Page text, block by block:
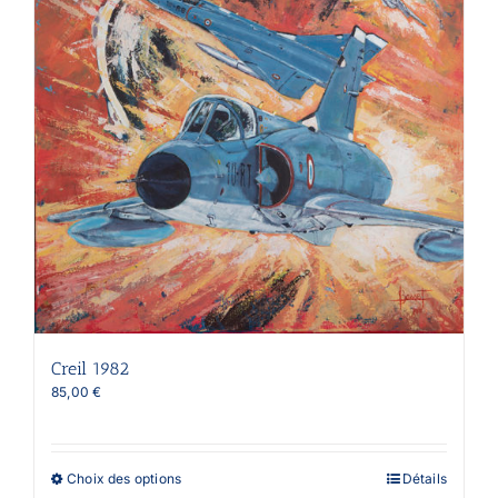
être
choisies
sur
la
page
du
produit
Creil 1982
85,00€
Choix des optionsCe
Détails